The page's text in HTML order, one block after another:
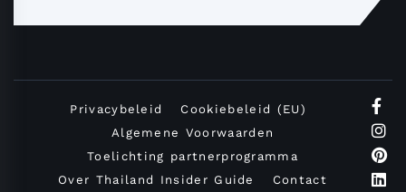
Privacybeleid
Cookiebeleid (EU)
Algemene Voorwaarden
Toelichting partnerprogramma
Over Thailand Insider Guide
Contact